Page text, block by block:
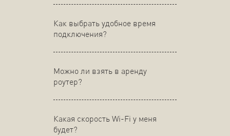
Как выбрать удобное время
подключения?
Можно ли взять в аренду
роутер?
Какая скорость Wi-Fi у меня
будет?